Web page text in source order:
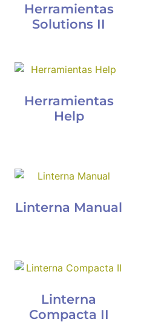
Herramientas
Solutions II
Herramientas
Help
Linterna Manual
Linterna
Compacta II